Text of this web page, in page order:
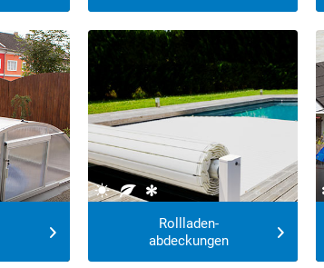
Jetzt zu Sonderpreisen!
Rollladen-
abdeckungen